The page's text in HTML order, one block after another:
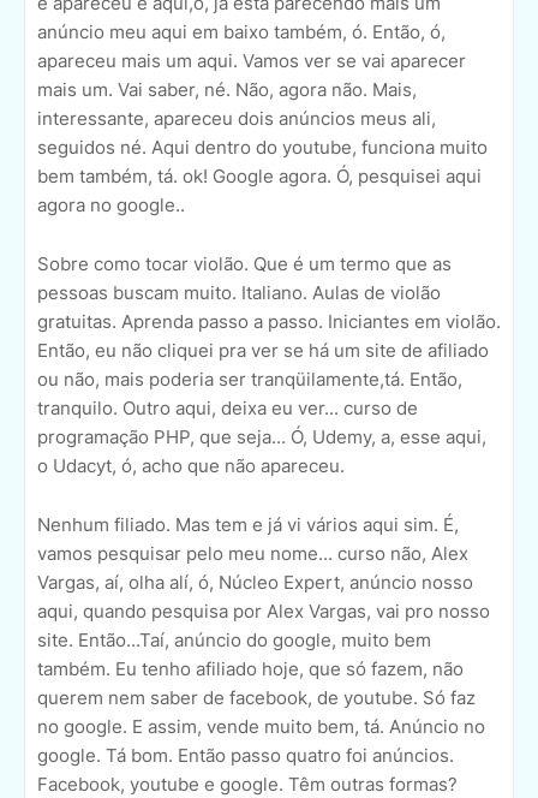
anúncio meu aqui em baixo também, ó. Então, ó,
apareceu mais um aqui. Vamos ver se vai aparecer
mais um. Vai saber, né. Não, agora não. Mais,
interessante, apareceu dois anúncios meus ali,
seguidos né. Aqui dentro do youtube, funciona muito
bem também, tá. ok! Google agora. Ó, pesquisei aqui
agora no google..
Sobre como tocar violão. Que é um termo que as
pessoas buscam muito. Italiano. Aulas de violão
gratuitas. Aprenda passo a passo. Iniciantes em violão.
Então, eu não cliquei pra ver se há um site de afiliado
ou não, mais poderia ser tranqüilamente,tá. Então,
tranquilo. Outro aqui, deixa eu ver... curso de
programação PHP, que seja... Ó, Udemy, a, esse aqui,
o Udacyt, ó, acho que não apareceu.
Nenhum filiado. Mas tem e já vi vários aqui sim. É,
vamos pesquisar pelo meu nome... curso não, Alex
Vargas, aí, olha alí, ó, Núcleo Expert, anúncio nosso
aqui, quando pesquisa por Alex Vargas, vai pro nosso
site. Então...Taí, anúncio do google, muito bem
também. Eu tenho afiliado hoje, que só fazem, não
querem nem saber de facebook, de youtube. Só faz
no google. E assim, vende muito bem, tá. Anúncio no
google. Tá bom. Então passo quatro foi anúncios.
Facebook, youtube e google. Têm outras formas?